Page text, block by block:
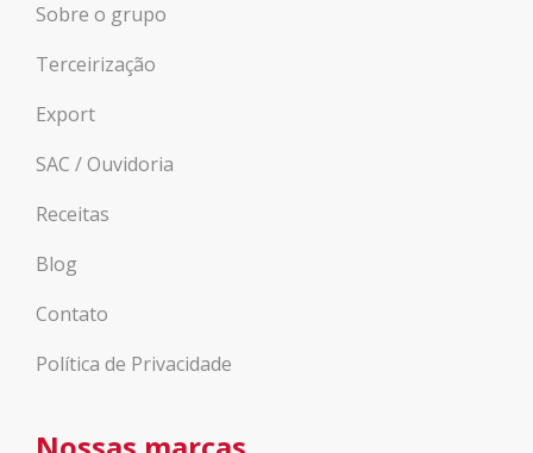
Sobre o grupo
Terceirização
Export
SAC / Ouvidoria
Receitas
Blog
Contato
Política de Privacidade